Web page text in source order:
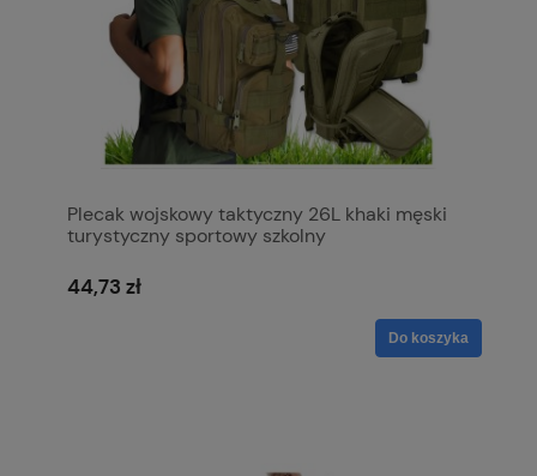
Plecak wojskowy taktyczny 26L khaki męski
turystyczny sportowy szkolny
44,73 zł
Do koszyka